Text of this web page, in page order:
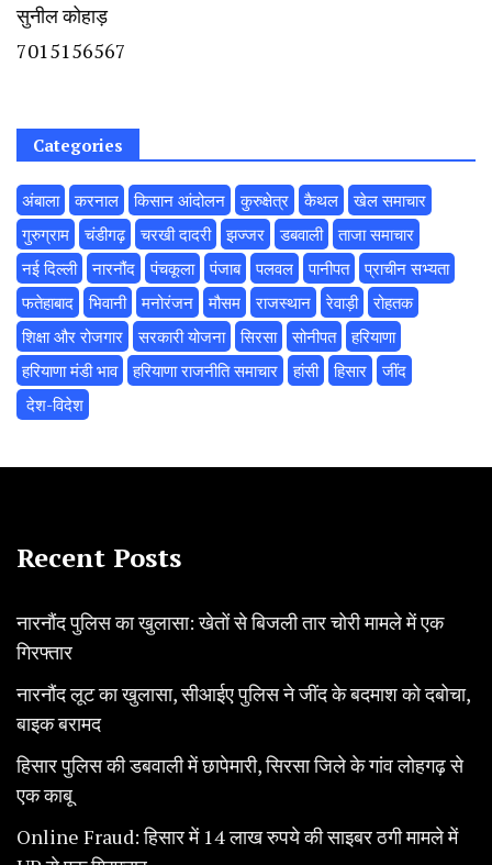
सुनील कोहाड़
7015156567
Categories
अंबाला करनाल किसान आंदोलन कुरुक्षेत्र कैथल
खेल समाचार
गुरुग्राम
चंडीगढ़ चरखी दादरी झज्जर डबवाली
ताजा समाचार
नई दिल्ली
नारनौंद पंचकूला पंजाब पलवल पानीपत
प्राचीन सभ्यता
फतेहाबाद
भिवानी मनोरंजन मौसम राजस्थान रेवाड़ी
रोहतक
शिक्षा और रोजगार
सरकारी योजना सिरसा सोनीपत
हरियाणा
हरियाणा मंडी भाव
हरियाणा राजनीति समाचार हांसी हिसार
‌जींद
‌ देश-विदेश
Recent Posts
नारनौंद पुलिस का खुलासा: खेतों से बिजली तार चोरी मामले में एक
गिरफ्तार
नारनौंद लूट का खुलासा, सीआईए पुलिस ने जींद के बदमाश को दबोचा,
बाइक बरामद
हिसार पुलिस की डबवाली में छापेमारी, सिरसा जिले के गांव लोहगढ़ से
एक काबू
Online Fraud: हिसार में 14 लाख रुपये की साइबर ठगी मामले में